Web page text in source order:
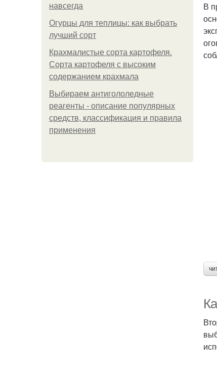
навсегда
Огурцы для теплицы: как выбрать
лучший сорт
Крахмалистые сорта картофеля.
Сорта картофеля с высоким
содержанием крахмала
Выбираем антигололедные
реагенты - описание популярных
средств, классификация и правила
применения
В